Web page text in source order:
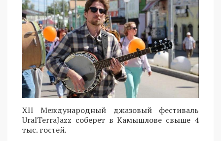
XII Международный джазовый фестиваль
UralTerraJazz соберет в Камышлове свыше 4
тыс. гостей.